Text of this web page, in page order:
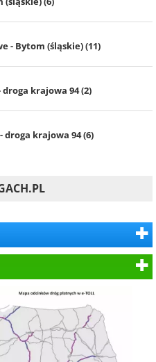
- Bytom (śląskie) (11)
krajowa 94 (2)
krajowa 94 (6)